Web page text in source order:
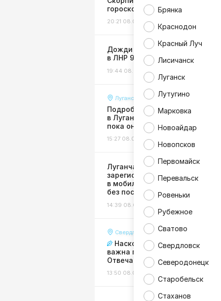
Брянка
Краснодон
Красный Луч
Лисичанск
Луганск
Лутугино
Марковка
Новоайдар
Новопсков
Первомайск
Перевальск
Ровеньки
Рубежное
Сватово
Свердловск
Северодонецк
Старобельск
Стаханов
гороскоп на 9 августа
20:21 08.08.26
Дожди с грозами ожидаются
в ЛНР 9 августа
19:44 08.08.26
Луганск
Подробности страшной
в Луганске: пенсионерку
пока она сидела на лавочке
15:27 08.08.26
Луганчане могут
зарегистрировать бизнес
в мобильном приложении
без посещения налоговой
14:39 08.08.26
Свердловск
Насколько для Свердловска
важна помощь регионов-
Отвечают горожане
13:50 08.08.26